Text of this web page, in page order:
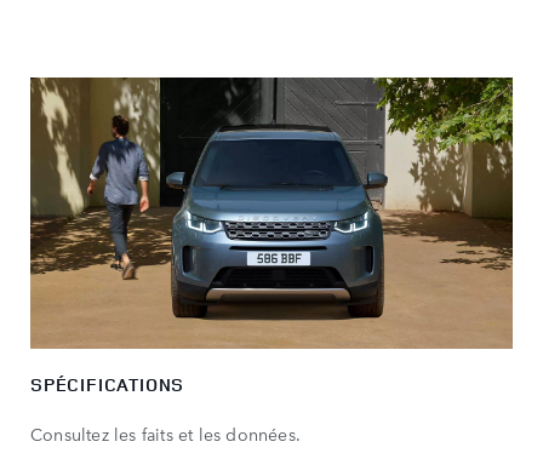
SPÉCIFICATIONS
Consultez les faits et les données.